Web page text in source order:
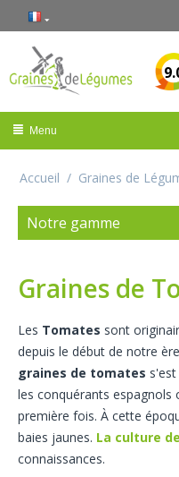
Menu
Accueil / Graines de
Notre gamme
Graines de
Les Tomates sont
depuis le début de notre
graines de tomates
les conquérants espagnols
première fois. À cette
baies jaunes. La culture
connaissances.